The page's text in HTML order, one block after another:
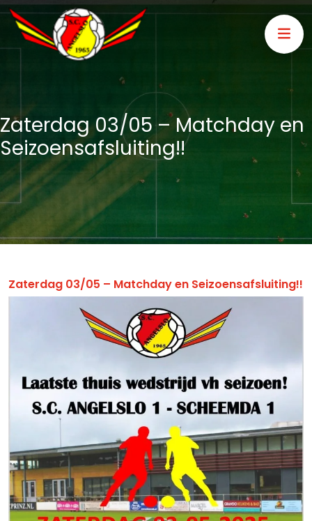
Zaterdag 03/05 – Matchday en
Seizoensafsluiting!!
Zaterdag 03/05 – Matchday en Seizoensafsluiting!!